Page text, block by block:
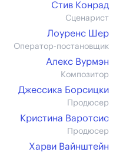
Стив Конрад
Сценарист
Лоуренс Шер
Оператор-постановщик
Алекс Вурмэн
Композитор
Джессика Борсицки
Продюсер
Кристина Варотсис
Продюсер
Харви Вайнштейн